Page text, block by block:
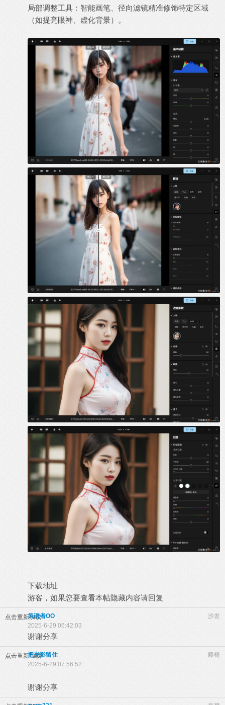
局部调整工具：智能画笔、径向滤镜精准修饰特定区域
（如提亮眼神、虚化背景）。
下载地址
游客，如果您要查看本帖隐藏内容请回复
点击重新加载 沙发
风语者OO
2025-6-29 06:42:03
谢谢分享
点击重新加载 藤椅
把光影留住
2025-6-29 07:56:52
谢谢分享